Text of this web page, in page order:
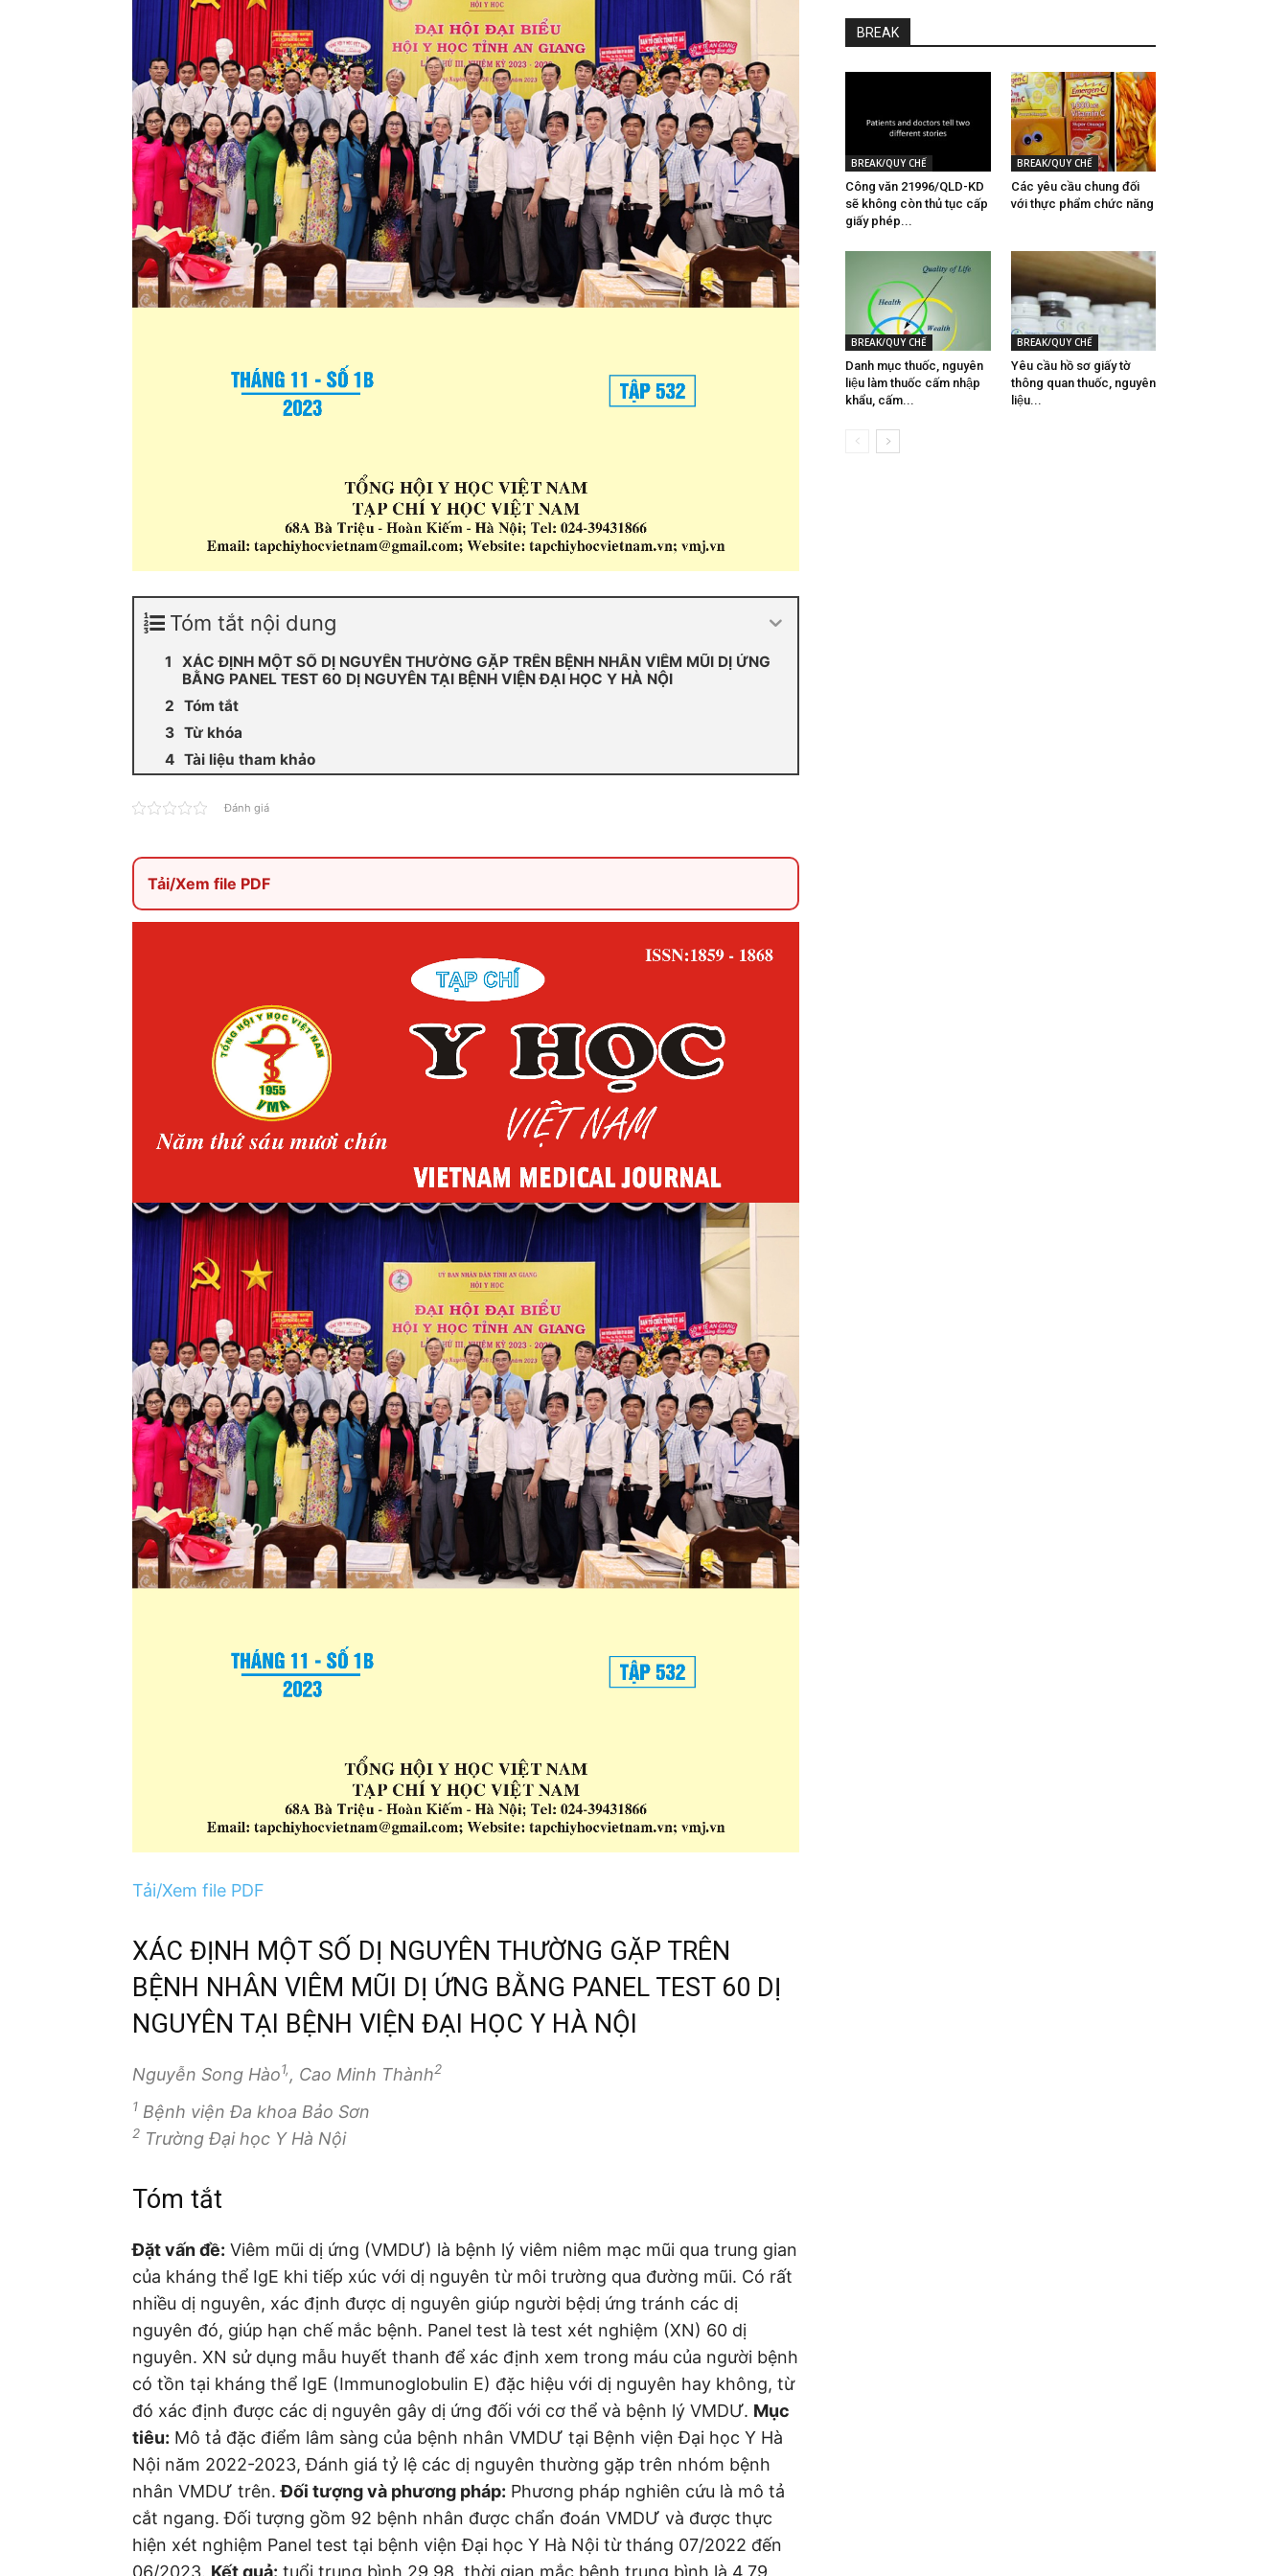
Tóm tắt nội dung
XÁC ĐỊNH MỘT SỐ DỊ NGUYÊN THƯỜNG GẶP TRÊN BỆNH NHÂN VIÊM MŨI DỊ ỨNG
BẰNG PANEL TEST 60 DỊ NGUYÊN TẠI BỆNH VIỆN ĐẠI HỌC Y HÀ NỘI
Tóm tắt
Từ khóa
Tài liệu tham khảo
Đánh giá
Tải/Xem file PDF
Tải/Xem file PDF
XÁC ĐỊNH MỘT SỐ DỊ NGUYÊN THƯỜNG GẶP TRÊN
BỆNH NHÂN VIÊM MŨI DỊ ỨNG BẰNG PANEL TEST 60 DỊ
NGUYÊN TẠI BỆNH VIỆN ĐẠI HỌC Y HÀ NỘI
Nguyễn Song Hào1,, Cao Minh Thành2
1 Bệnh viện Đa khoa Bảo Sơn
2 Trường Đại học Y Hà Nội
Tóm tắt
Đặt vấn đề: Viêm mũi dị ứng (VMDƯ) là bệnh lý viêm niêm mạc mũi qua trung gian
của kháng thể IgE khi tiếp xúc với dị nguyên từ môi trường qua đường mũi. Có rất
nhiều dị nguyên, xác định được dị nguyên giúp người bệdị ứng tránh các dị
nguyên đó, giúp hạn chế mắc bệnh. Panel test là test xét nghiệm (XN) 60 dị
nguyên. XN sử dụng mẫu huyết thanh để xác định xem trong máu của người bệnh
có tồn tại kháng thể IgE (Immunoglobulin E) đặc hiệu với dị nguyên hay không, từ
đó xác định được các dị nguyên gây dị ứng đối với cơ thể và bệnh lý VMDƯ. Mục
tiêu: Mô tả đặc điểm lâm sàng của bệnh nhân VMDƯ tại Bệnh viện Đại học Y Hà
Nội năm 2022-2023, Đánh giá tỷ lệ các dị nguyên thường gặp trên nhóm bệnh
nhân VMDƯ trên.Đối tượng và phương pháp: Phương pháp nghiên cứu là mô tả
cắt ngang. Đối tượng gồm 92 bệnh nhân được chẩn đoán VMDƯ và được thực
hiện xét nghiệm Panel test tại bệnh viện Đại học Y Hà Nội từ tháng 07/2022 đến
06/2023. Kết quả: tuổi trung bình 29,98, thời gian mắc bệnh trung bình là 4,79
BREAK
BREAK/QUY CHẾ
Công văn 21996/QLD-KD
sẽ không còn thủ tục cấp
giấy phép...
BREAK/QUY CHẾ
Các yêu cầu chung đối
với thực phẩm chức năng
BREAK/QUY CHẾ
Danh mục thuốc, nguyên
liệu làm thuốc cấm nhập
khẩu, cấm...
BREAK/QUY CHẾ
Yêu cầu hồ sơ giấy tờ
thông quan thuốc, nguyên
liệu...